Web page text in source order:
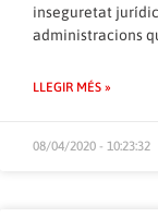
inseguretat
administracions
LLEGIR MÉS »
08/04/2020 - 10:23:32